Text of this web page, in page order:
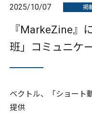
2025/10/07 掲
『MarkeZine』
班」コミュニケ
ベクトル、「ショート
提供